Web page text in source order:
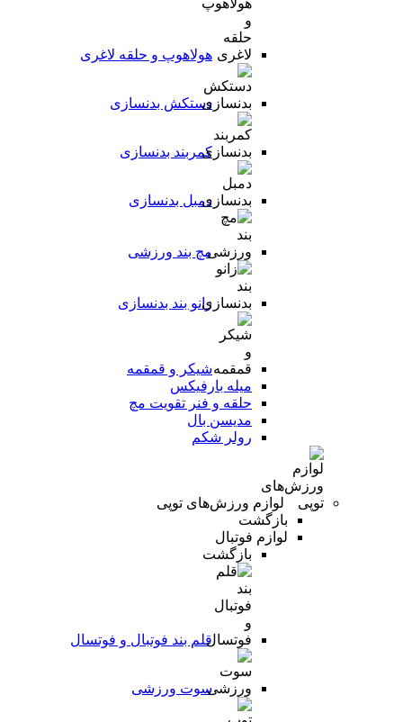
هولاهوپ و حلقه لاغری
دستکش بدنسازی
کمربند بدنسازی
دمبل بدنسازی
مچ بند ورزشی
زانو بند بدنسازی
شیکر و قمقمه
میله بارفیکس
حلقه و فنر تقویت مچ
مدیسن بال
رولر شکم
لوازم ورزش‌های توپی
بازگشت
لوازم فوتبال
بازگشت
قلم بند فوتبال و فوتسال
سوت ورزشی